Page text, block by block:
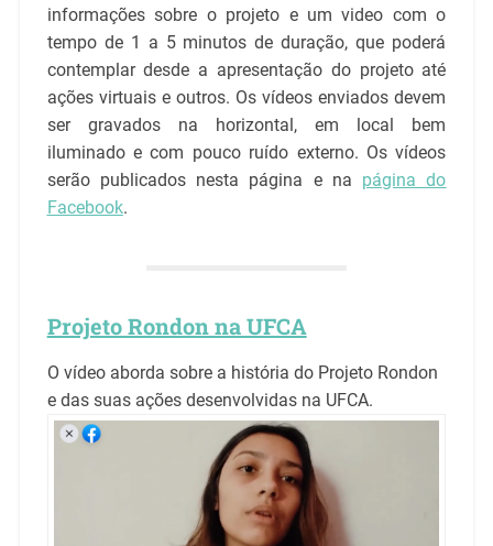
informações sobre o projeto e um video com o
tempo de 1 a 5 minutos de duração, que poderá
contemplar desde a apresentação do projeto até
ações virtuais e outros. Os vídeos enviados devem
ser gravados na horizontal, em local bem
iluminado e com pouco ruído externo. Os vídeos
serão publicados nesta página e na página do
Facebook.
Projeto Rondon na UFCA
O vídeo aborda sobre a história do Projeto Rondon
e das suas ações desenvolvidas na UFCA.